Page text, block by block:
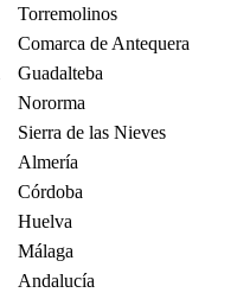
Torremolinos
Comarca de Antequera
Guadalteba
Nororma
Sierra de las Nieves
Almería
Córdoba
Huelva
Málaga
Andalucía